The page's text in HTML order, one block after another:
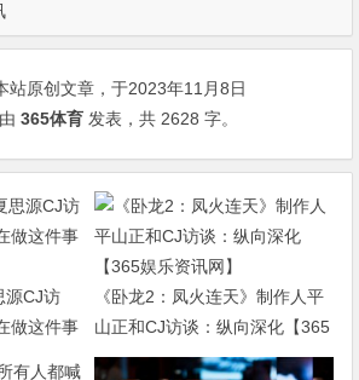
站原创文章，于2023年11月8日
由365体育 发表，共 2628 字。
源CJ访
做这件事
《卧龙2：凤火连天》制作人平
山正和CJ访谈：纵向深化【365
娱乐资讯网】